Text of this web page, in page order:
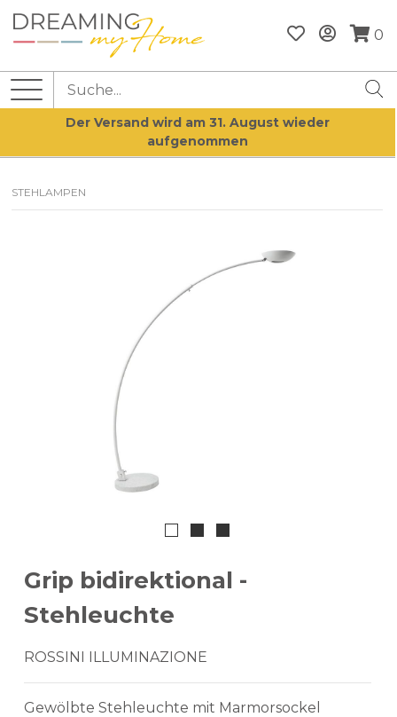
0
Der Versand wird am 31. August wieder
aufgenommen
STEHLAMPEN
Grip bidirektional -
Stehleuchte
ROSSINI ILLUMINAZIONE
Gewölbte Stehleuchte mit Marmorsockel